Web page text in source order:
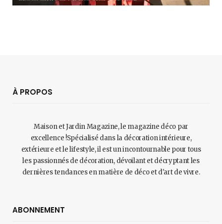
À PROPOS
Maison et Jardin Magazine, le magazine déco par
excellence !Spécialisé dans la décoration intérieure,
extérieure et le lifestyle, il est un incontournable pour tous
les passionnés de décoration, dévoilant et décryptant les
dernières tendances en matière de déco et d'art de vivre.
ABONNEMENT